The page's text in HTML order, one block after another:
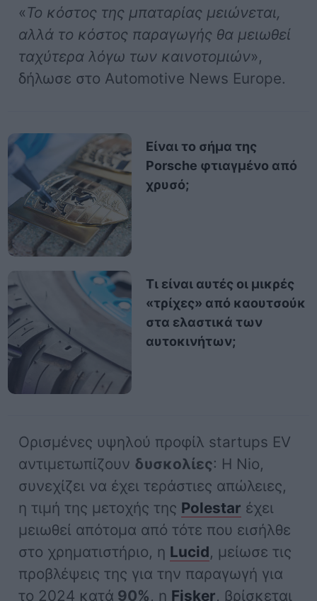
«Το κόστος της μπαταρίας μειώνεται,
αλλά το κόστος παραγωγής θα μειωθεί
ταχύτερα λόγω των καινοτομιών»,
δήλωσε στο Automotive News Europe.
Είναι το σήμα της
Porsche φτιαγμένο από
χρυσό;
Τι είναι αυτές οι μικρές
«τρίχες» από καουτσούκ
στα ελαστικά των
αυτοκινήτων;
Ορισμένες υψηλού προφίλ startups EV
αντιμετωπίζουν δυσκολίες: Η Nio,
συνεχίζει να έχει τεράστιες απώλειες,
η τιμή της μετοχής της Polestar έχει
μειωθεί απότομα από τότε που εισήλθε
στο χρηματιστήριο, η Lucid, μείωσε τις
προβλέψεις της για την παραγωγή για
το 2024 κατά 90%, η Fisker, βρίσκεται